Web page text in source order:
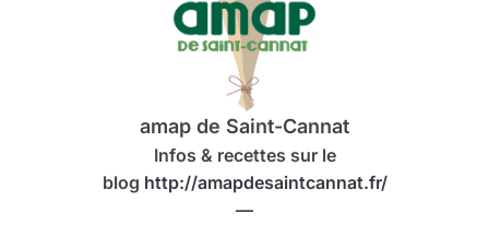
amap de Saint-Cannat
Infos & recettes sur le
blog http://amapdesaintcannat.fr/
—